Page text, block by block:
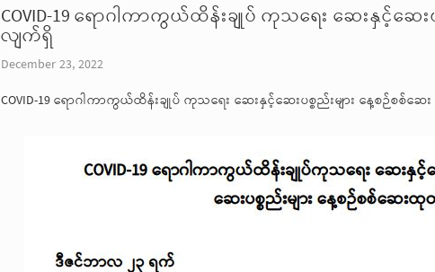
COVID-19 ရောဂါကာကွယ်ထိန်းချုပ် ကုသရေး ဆေးနှင့်ဆေး
လျက်ရှိ
December 23, 2022
COVID-19 ရောဂါကာကွယ်ထိန်းချုပ် ကုသရေး ဆေးနှင့်ဆေးပစ္စည်းများ နေ့စဉ်စစ်ဆ